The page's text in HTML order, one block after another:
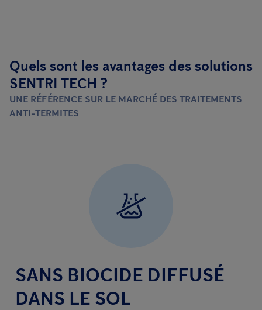
Quels sont les avantages des solutions
SENTRI TECH ?
UNE RÉFÉRENCE SUR LE MARCHÉ DES TRAITEMENTS
ANTI-TERMITES
SANS BIOCIDE DIFFUSÉ
DANS LE SOL